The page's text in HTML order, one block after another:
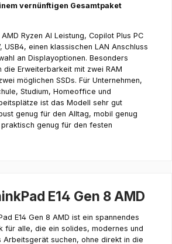
vernünftigen Gesamtpaket
Ryzen AI Leistung, Copilot Plus PC
USB4, einen klassischen LAN Anschluss
an Displayoptionen. Besonders
Erweiterbarkeit mit zwei RAM
möglichen SSDs. Für Unternehmen,
Studium, Homeoffice und
ist das Modell sehr gut
genug für den Alltag, mobil genug
genug für den festen
E14 Gen 8 AMD
E14 Gen 8 AMD ist ein spannendes
für alle, die ein solides, modernes und
Arbeitsgerät suchen, ohne direkt in die